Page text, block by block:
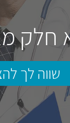
חלק
שווה לך